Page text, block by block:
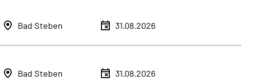
Bad Steben 31.08.2026
Bad Steben 31.08.2026